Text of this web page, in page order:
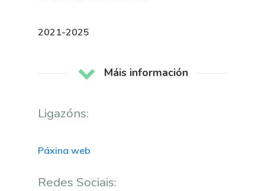
2021-2025
Máis información
Ligazóns:
Páxina web
Redes Sociais: